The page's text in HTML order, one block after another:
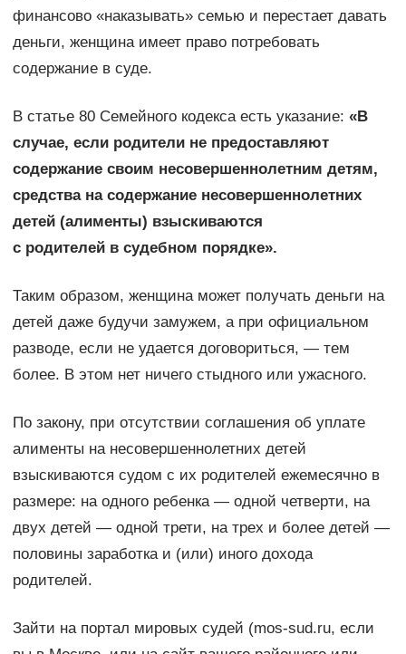
финансово «наказывать» семью и перестает давать
деньги, женщина имеет право потребовать
содержание в суде.
В статье 80 Семейного кодекса есть указание: «В
случае, если родители не предоставляют
содержание своим несовершеннолетним детям,
средства на содержание несовершеннолетних
детей (алименты) взыскиваются
с родителей в судебном порядке».
Таким образом, женщина может получать деньги на
детей даже будучи замужем, а при официальном
разводе, если не удается договориться, — тем
более. В этом нет ничего стыдного или ужасного.
По закону, при отсутствии соглашения об уплате
алименты на несовершеннолетних детей
взыскиваются судом с их родителей ежемесячно в
размере: на одного ребенка — одной четверти, на
двух детей — одной трети, на трех и более детей —
половины заработка и (или) иного дохода
родителей.
Зайти на портал мировых судей (mos-sud.ru, если